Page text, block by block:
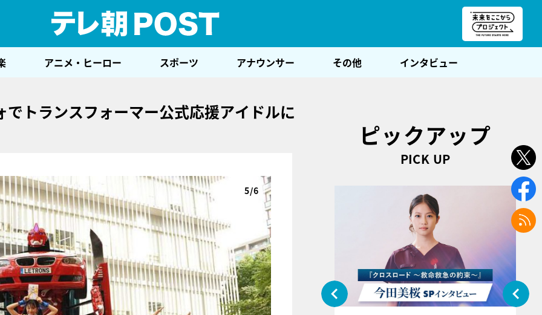
アニメ・ヒーロー スポーツ アナウンサー その他 インタビュー
トランスフォーマー公式応援アイドルに
5/6
ピックアップ
PICK UP